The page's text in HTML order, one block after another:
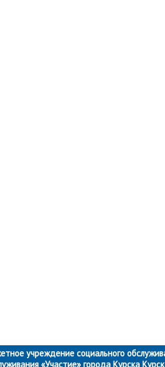
учреждение социального
«Участие» города Курска